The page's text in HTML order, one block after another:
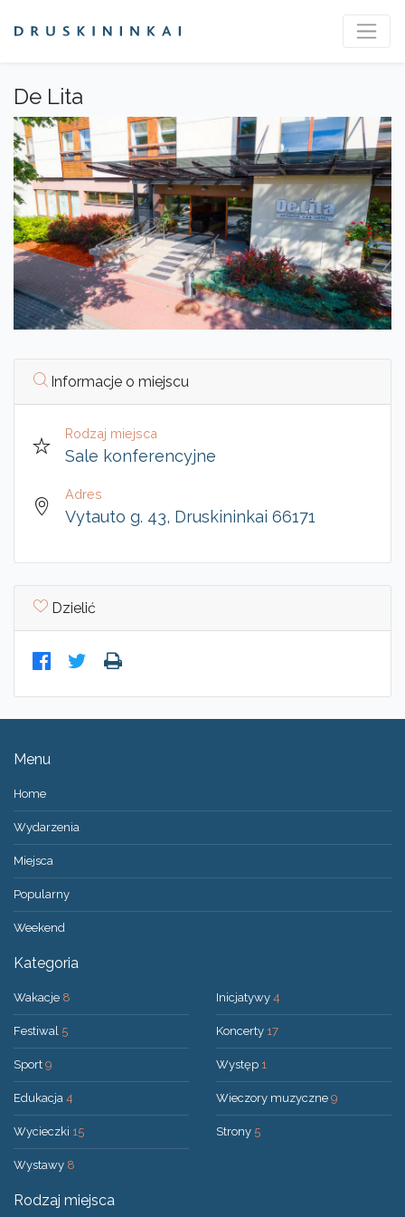
De Lita
Informacje o miejscu
Rodzaj miejsca
Sale konferencyjne
Adres
Vytauto g. 43, Druskininkai 66171
Dzielić
Menu
Home
Wydarzenia
Miejsca
Popularny
Weekend
Kategoria
Wakacje 8
Festiwal 5
Sport 9
Edukacja 4
Wycieczki 15
Wystawy 8
Inicjatywy 4
Koncerty 17
Występ 1
Wieczory muzyczne 9
Strony 5
Rodzaj miejsca